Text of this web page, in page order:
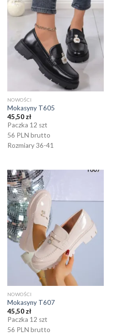
NOWOŚCI
Mokasyny T605
45,50zł
Paczka 12 szt
56 PLN brutto
Rozmiary 36-41
NOWOŚCI
Mokasyny T607
45,50zł
Paczka 12 szt
56 PLN brutto